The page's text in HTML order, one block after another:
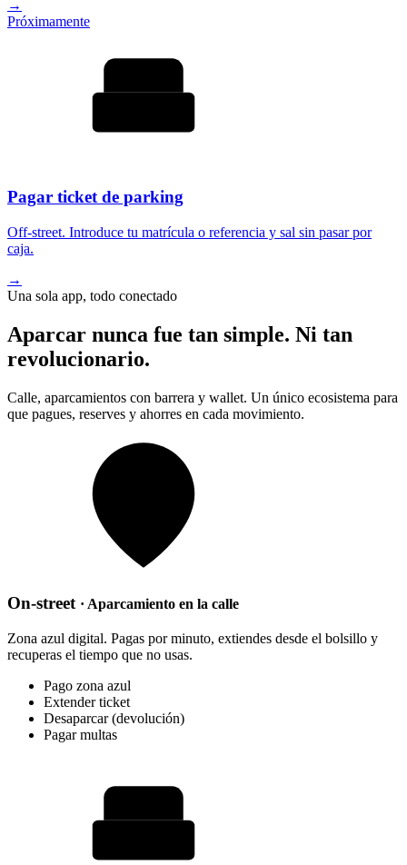
→
Próximamente
Pagar ticket de parking
Off-street. Introduce tu matrícula o referencia y sal sin pasar por
caja.
→
Una sola app, todo conectado
Aparcar nunca fue tan simple. Ni tan
revolucionario.
Calle, aparcamientos con barrera y wallet. Un único ecosistema para
que pagues, reserves y ahorres en cada movimiento.
On-street · Aparcamiento en la calle
Zona azul digital. Pagas por minuto, extiendes desde el bolsillo y
recuperas el tiempo que no usas.
Pago zona azul
Extender ticket
Desaparcar (devolución)
Pagar multas